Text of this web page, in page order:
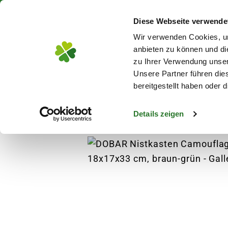
Diese Webseite
Wir verwenden Cookies,
anbieten zu können und
zu Ihrer Verwendung
Unsere Partner führen
bereitgestellt haben oder
Details zeigen
Blumen
Vogelbedarf Vogelhäuser &